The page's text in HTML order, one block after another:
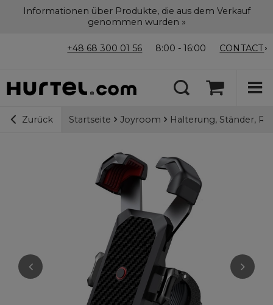
Informationen über Produkte, die aus dem Verkauf
genommen wurden »
+48 68 300 01 56 8:00 - 16:00 CONTACT
Zurück Startseite Joyroom Halterung, Ständer,